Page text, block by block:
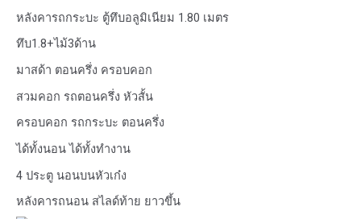
หลังคารถกระบะ ตู้ทึบอลูมิเนียม 1.80 เมตร
ทึบ1.8+ไม้3ด้าน
มาสด้า ตอนครึ่ง ครอบคอก
สวมคอก รถตอนครึ่ง หัวสั้น
ครอบคอก รถกระบะ ตอนครึ่ง
ได้ทั้งนอน ได้ทั้งทำงาน
4 ประตู นอนบนหัวเก๋ง
หลังคารถนอน สไลด์ท้าย ยาวขึ้น